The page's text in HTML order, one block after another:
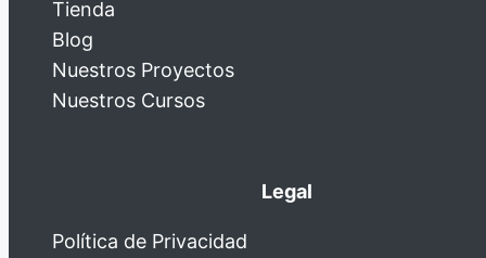
Tienda
Blog
Nuestros Proyectos
Nuestros Cursos
Legal
Política de Privacidad